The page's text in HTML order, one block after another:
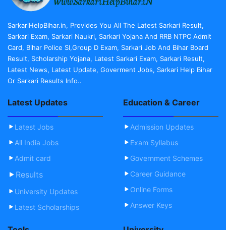
SarkariHelpBihar.in, Provides You All The Latest Sarkari Result,
Sarkari Exam, Sarkari Naukri, Sarkari Yojana And RRB NTPC Admit
Card, Bihar Police SI,Group D Exam, Sarkari Job And Bihar Board
Result, Scholarship Yojana, Latest Sarkari Exam, Sarkari Result,
Latest News, Latest Update, Goverment Jobs, Sarkari Help Bihar
Or Sarkari Results Info..
Latest Updates
Latest Jobs
All India Jobs
Admit card
Results
University Updates
Latest Scholarships
Education & Career
Admission Updates
Exam Syllabus
Government Schemes
Career Guidance
Online Forms
Answer Keys